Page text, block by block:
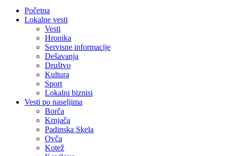
Početna
Lokalne vesti
Vesti
Hronika
Servisne informacije
Dešavanja
Društvo
Kultura
Sport
Lokalni biznisi
Vesti po naseljima
Borča
Krnjača
Padinska Skela
Ovča
Kotež